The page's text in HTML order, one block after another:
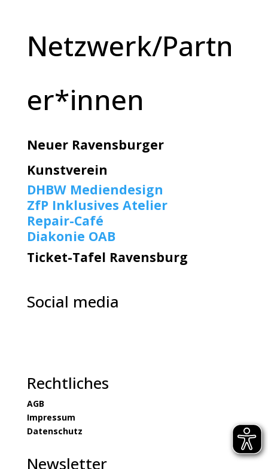
Netzwerk/Partn
er*innen
Neuer Ravensburger
Kunstverein
DHBW Mediendesign
ZfP Inklusives Atelier
Repair-Café
Diakonie OAB
Ticket-Tafel Ravensburg
Social media
Rechtliches
AGB
Impressum
Datenschutz
Newsletter